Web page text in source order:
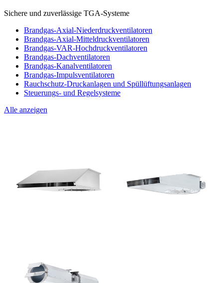
Sichere und zuverlässige TGA-Systeme
Brandgas-Axial-Niederdruckventilatoren
Brandgas-Axial-Mitteldruckventilatoren
Brandgas-VAR-Hochdruckventilatoren
Brandgas-Dachventilatoren
Brandgas-Kanalventilatoren
Brandgas-Impulsventilatoren
Rauchschutz-Druckanlagen und Spüllüftungsanlagen
Steuerungs- und Regelsysteme
Alle anzeigen